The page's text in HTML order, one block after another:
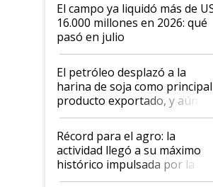
El campo ya liquidó más de
16.000 millones en 2026: qué
pasó en julio
El petróleo desplazó a la
harina de soja como principal
producto exportado, y aún así
el agro aportó casi seis de
diez dólares y sostuvo el
liderazgo en un semestre
récord
Récord para el agro: la
actividad llegó a su máximo
histórico impulsada por la
cosecha y las exportaciones